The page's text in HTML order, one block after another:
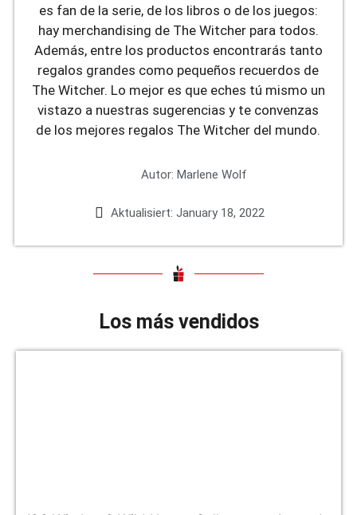
es fan de la serie, de los libros o de los juegos:
hay merchandising de The Witcher para todos.
Además, entre los productos encontrarás tanto
regalos grandes como pequeños recuerdos de
The Witcher. Lo mejor es que eches tú mismo un
vistazo a nuestras sugerencias y te convenzas
de los mejores regalos The Witcher del mundo.
Autor: Marlene Wolf
Aktualisiert: January 18, 2022
Los más vendidos